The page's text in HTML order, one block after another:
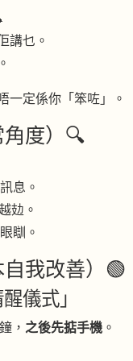
講乜。
一定係你「笨咗」。
度）🔍
息。
攰。
瞓。
我改善）🟢
儀式」
， 之後先掂手機 。